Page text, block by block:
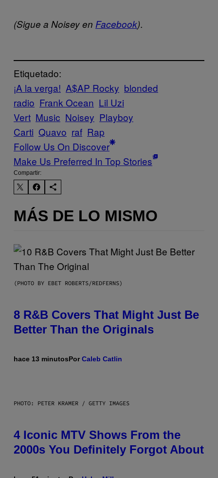
(Sigue a Noisey en Facebook).
Etiquetado:
¡A la verga! A$AP Rocky blonded
radio Frank Ocean Lil Uzi
Vert Music Noisey Playboy
Carti Quavo raf Rap
Follow Us On Discover
Make Us Preferred In Top Stories
Compartir:
MÁS DE LO MISMO
(PHOTO BY EBET ROBERTS/REDFERNS)
8 R&B Covers That Might Just Be
Better Than the Originals
hace 13 minutosPorCaleb Catlin
PHOTO: PETER KRAMER / GETTY IMAGES
4 Iconic MTV Shows From the
2000s You Definitely Forgot About